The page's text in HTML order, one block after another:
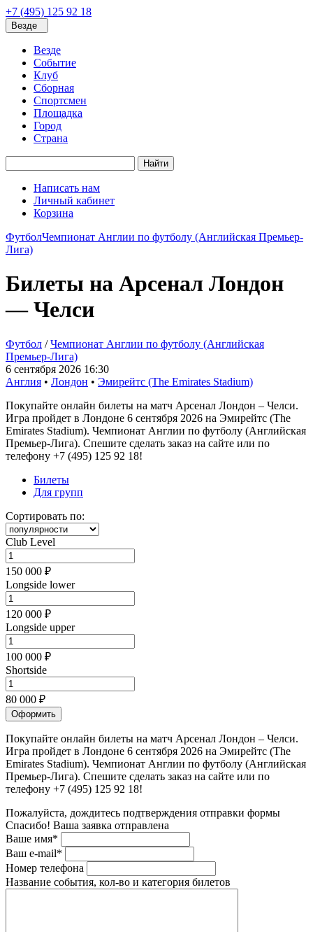
+7 (495) 125 92 18
Везде
Везде
Событие
Клуб
Сборная
Спортсмен
Площадка
Город
Страна
Найти
Написать нам
Личный кабинет
Корзина
ФутболЧемпионат Англии по футболу (Английская Премьер-
Лига)
Билеты на Арсенал Лондон
— Челси
Футбол /Чемпионат Англии по футболу (Английская
Премьер-Лига)
6 сентября 2026 16:30
Англия • Лондон • Эмирейтс (The Emirates Stadium)
Покупайте онлайн билеты на матч Арсенал Лондон – Челси.
Игра пройдет в Лондоне 6 сентября 2026 на Эмирейтс (The
Emirates Stadium). Чемпионат Англии по футболу (Английская
Премьер-Лига). Спешите сделать заказ на сайте или по
телефону +7 (495) 125 92 18!
Билеты
Для групп
Сортировать по:
Club Level
150 000 ₽
Longside lower
120 000 ₽
Longside upper
100 000 ₽
Shortside
80 000 ₽
Оформить
Покупайте онлайн билеты на матч Арсенал Лондон – Челси.
Игра пройдет в Лондоне 6 сентября 2026 на Эмирейтс (The
Emirates Stadium). Чемпионат Англии по футболу (Английская
Премьер-Лига). Спешите сделать заказ на сайте или по
телефону +7 (495) 125 92 18!
Пожалуйста, дождитесь подтверждения отправки формы
Спасибо! Ваша заявка отправлена
Ваше имя*
Ваш e-mail*
Номер телефона
Название события, кол-во и категория билетов